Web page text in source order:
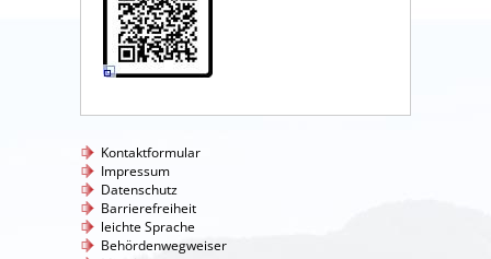
Kontaktformular
Impressum
Datenschutz
Barrierefreiheit
leichte Sprache
Behördenwegweiser